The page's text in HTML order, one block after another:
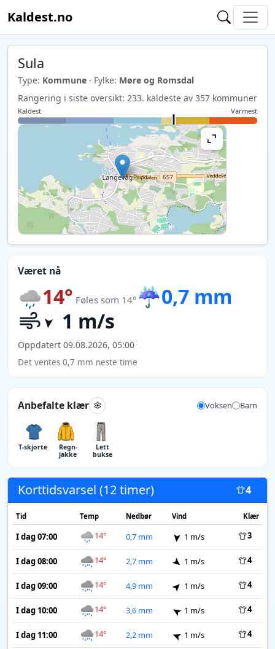
Kaldest.no
Sula
Type: Kommune · Fylke: Møre og Romsdal
Rangering i siste oversikt: 233. kaldeste av 357 kommuner
Kaldest Varmest
Været nå
14° Føles som 14° ☔0,7 mm
1 m/s
Oppdatert 09.08.2026, 05:00
Det ventes 0,7 mm neste time
Anbefalte klær Voksen Barn
T-skjorte
Regn­
jakke
Lett
bukse
Korttidsvarsel (12 timer) 4
Tid Temp Nedbør Vind Klær
I dag 07:00 14° 0,7 mm 1 m/s 3
I dag 08:00 14° 2,7 mm 1 m/s 4
I dag 09:00 14° 4,9 mm 1 m/s 4
I dag 10:00 14° 3,6 mm 1 m/s 4
I dag 11:00 14° 2,2 mm 1 m/s 4